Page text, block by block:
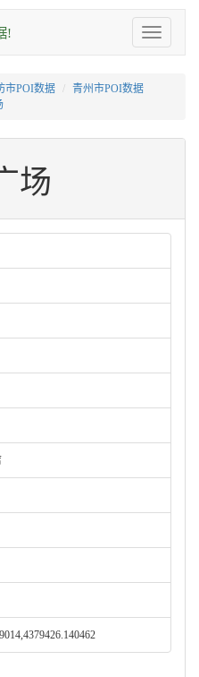
Toggle
navigation
!
市POI数据
青州市POI数据
场